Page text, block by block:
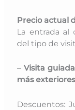
Precio actual
La entrada al
del tipo de
– Visita
más exteriores
Descuentos: